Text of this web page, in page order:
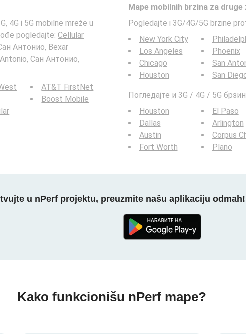
4G i 5G mobilne mreže u
pogledajte: Cellular
Антонио, Bexar
Сан Антонио,
AT&T FirstNet
Boost Mobile
Mape mobilnih brzina za druge
Pogledajte i 3G/4G/5G brzine
New York City
Los Angeles
Chicago
Houston
Phoenix
San
San
Погледајте и 3G / 4G / 5G
Houston
Dallas
Austin
Fort Worth
El Paso
Arlington
Corpus
Plano
u nPerf projektu, preuzmite našu aplikaciju odmah!
Kako funkcionišu nPerf mape?